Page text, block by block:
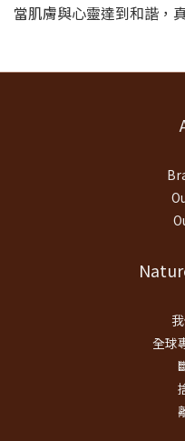
當肌膚與心靈達到和諧，
全球